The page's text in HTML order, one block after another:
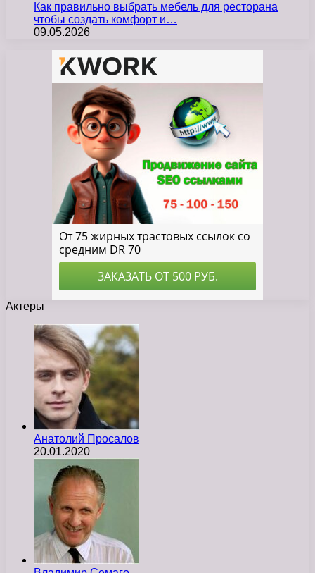
Как правильно выбрать мебель для ресторана
чтобы создать комфорт и…
09.05.2026
Актеры
Анатолий Просалов
20.01.2020